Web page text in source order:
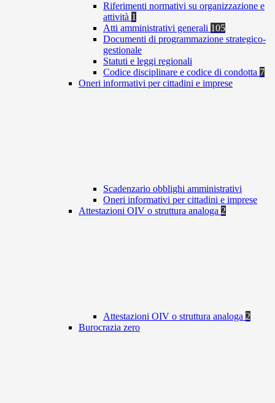
Riferimenti normativi su organizzazione e
attività 1
Atti amministrativi generali 105
Documenti di programmazione strategico-
gestionale
Statuti e leggi regionali
Codice disciplinare e codice di condotta 7
Oneri informativi per cittadini e imprese
Scadenzario obblighi amministrativi
Oneri informativi per cittadini e imprese
Attestazioni OIV o struttura analoga 2
Attestazioni OIV o struttura analoga 2
Burocrazia zero